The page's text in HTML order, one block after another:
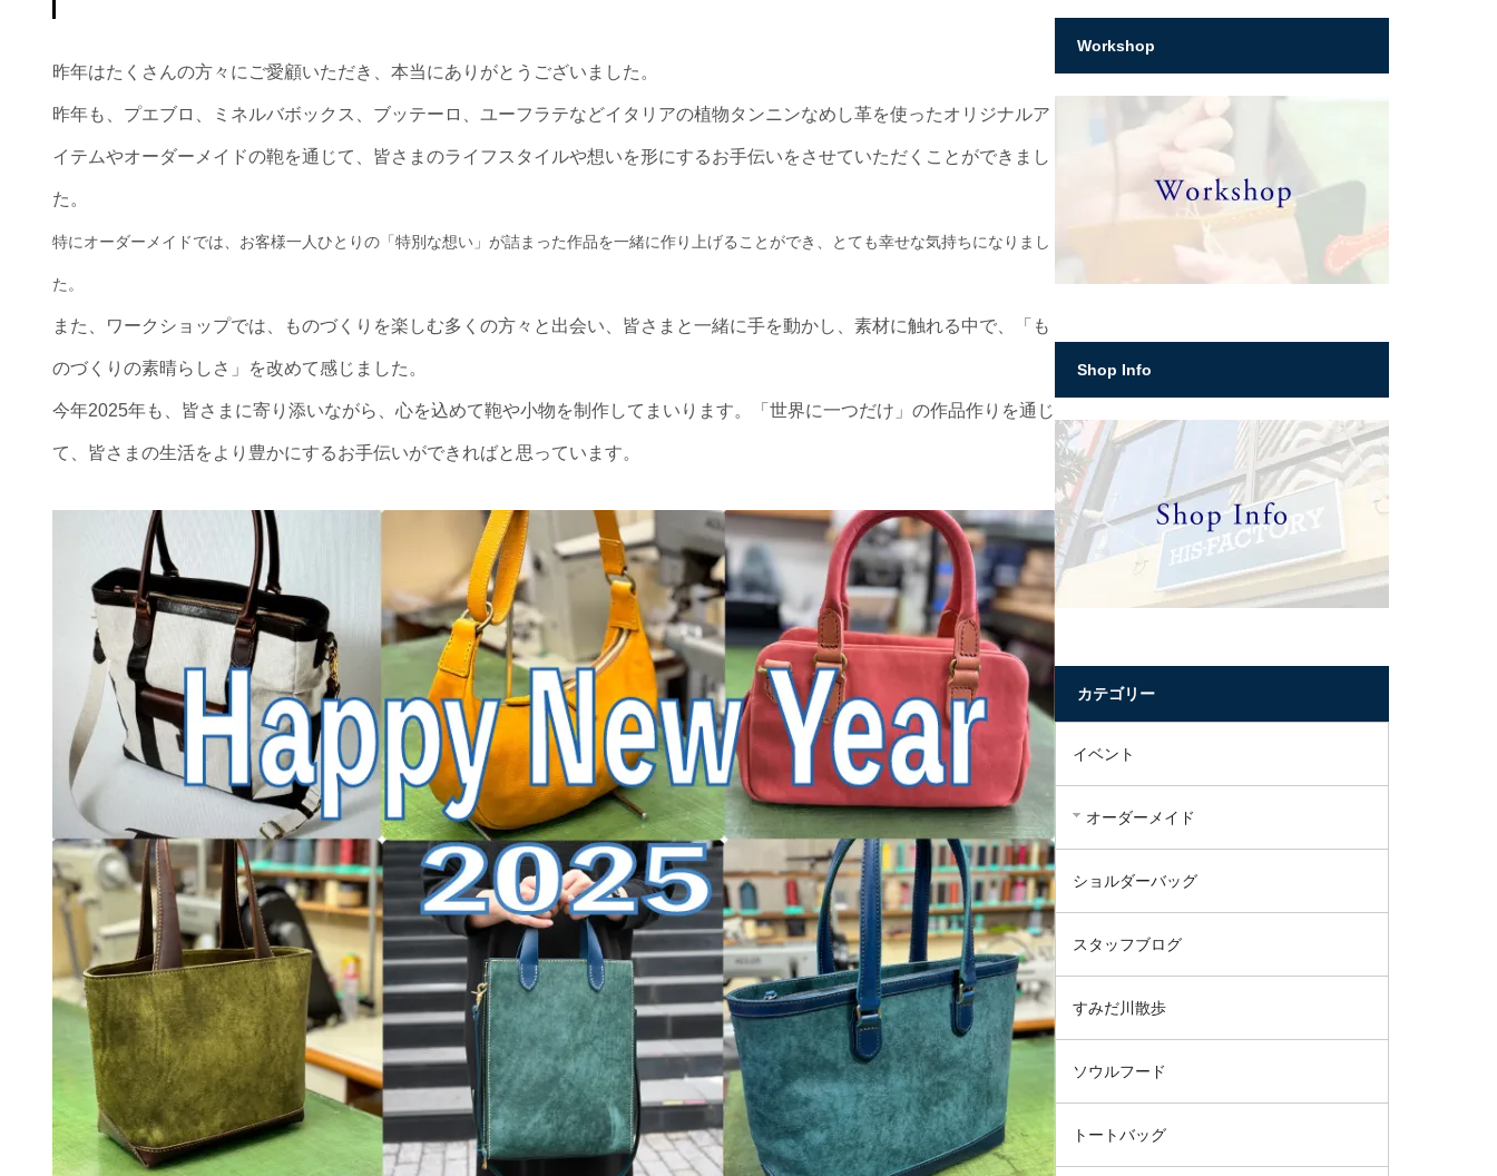
昨年はたくさんの方々にご愛顧いただき、本当にありがとうございました。
昨年も、プエブロ、ミネルバボックス、ブッテーロ、ユーフラテなどイタリアの植物タンニンなめし革を使ったオリジナルア
イテムやオーダーメイドの鞄を通じて、皆さまのライフスタイルや想いを形にするお手伝いをさせていただくことができまし
た。
特にオーダーメイドでは、お客様一人ひとりの「特別な想い」が詰まった作品を一緒に作り上げることができ、とても幸せな気持ちになりまし
た。
また、ワークショップでは、ものづくりを楽しむ多くの方々と出会い、皆さまと一緒に手を動かし、素材に触れる中で、「も
のづくりの素晴らしさ」を改めて感じました。
今年2025年も、皆さまに寄り添いながら、心を込めて鞄や小物を制作してまいります。「世界に一つだけ」の作品作りを通じ
て、皆さまの生活をより豊かにするお手伝いができればと思っています。
Workshop
Shop Info
カテゴリー
イベント
オーダーメイド
ショルダーバッグ
スタッフブログ
すみだ川散歩
ソウルフード
トートバッグ